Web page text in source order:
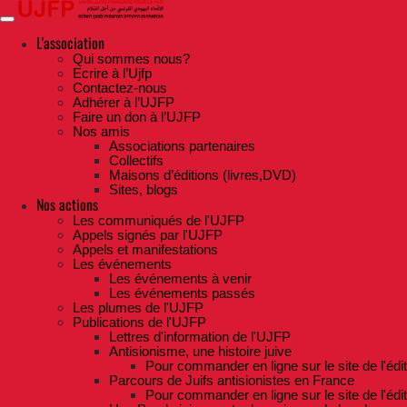
Skip
to
contentL'association
Qui sommes nous?
Ecrire à l’Ujfp
Contactez-nous
Adhérer à l’UJFP
Faire un don à l’UJFP
Nos amis
Associations partenaires
Collectifs
Maisons d’éditions (livres,DVD)
Sites, blogs
Nos actions
Les communiqués de l'UJFP
Appels signés par l'UJFP
Appels et manifestations
Les événements
Les événements à venir
Les événements passés
Les plumes de l'UJFP
Publications de l'UJFP
Lettres d'information de l'UJFP
Antisionisme, une histoire juive
Pour commander en ligne sur le site de
Parcours de Juifs antisionistes en France
Pour commander en ligne sur le site de